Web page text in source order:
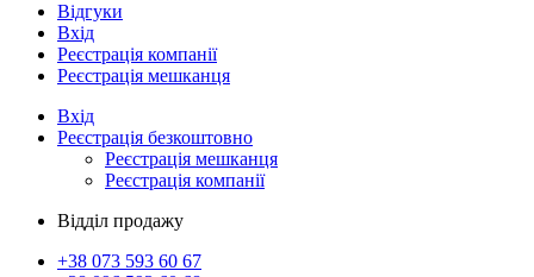
Відгуки
Вхід
Реєстрація компанії
Реєстрація мешканця
Вхід
Реєстрація безкоштовно
Реєстрація мешканця
Реєстрація компанії
Відділ продажу
+38 073 593 60 67